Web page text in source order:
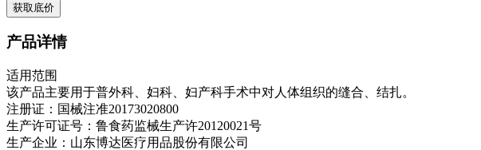
获取底价
产品详情
适用范围
该产品主要用于普外科、妇科、妇产科手术中对人体组织的缝合、结扎。
注册证：国械注准20173020800
生产许可证号：鲁食药监械生产许20120021号
生产企业：山东博达医疗用品股份有限公司